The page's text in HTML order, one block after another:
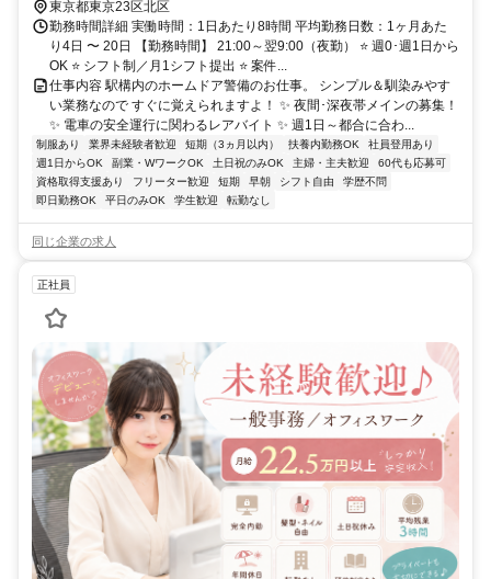
東京都東京23区北区
勤務時間詳細 実働時間：1日あたり8時間 平均勤務日数：1ヶ月あた
り4日 〜 20日 【勤務時間】 21:00～翌9:00（夜勤） ⭐ 週0･週1日から
OK ⭐ シフト制／月1シフト提出 ⭐ 案件...
仕事内容 駅構内のホームドア警備のお仕事。 シンプル＆馴染みやす
い業務なので すぐに覚えられますよ！ ✨ 夜間･深夜帯メインの募集！
✨ 電車の安全運行に関わるレアバイト ✨ 週1日～都合に合わ...
制服あり 業界未経験者歓迎 短期（3ヵ月以内） 扶養内勤務OK
社員登用あり
週1日からOK
副業・WワークOK 土日祝のみOK 主婦・主夫歓迎
60代も応募可
資格取得支援あり
フリーター歓迎 短期 早朝 シフト自由
学歴不問
即日勤務OK
平日のみOK 学生歓迎 転勤なし
同じ企業の求人
正社員